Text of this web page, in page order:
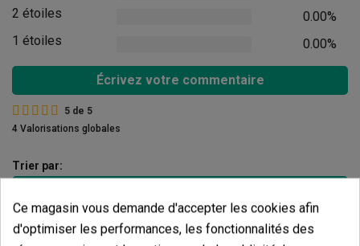
2 étoiles
0.00%
1 étoiles
0.00%
Écrivez votre commentaire
5 de 5
4 Valorisations globales
Trier par:
Commentaires surTapis Chauffant
Ce magasin vous demande d'accepter les cookies afin
d'optimiser les performances, les fonctionnalités des